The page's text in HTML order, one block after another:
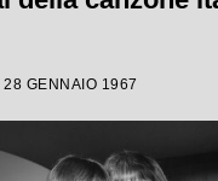
GENNAIO 1967